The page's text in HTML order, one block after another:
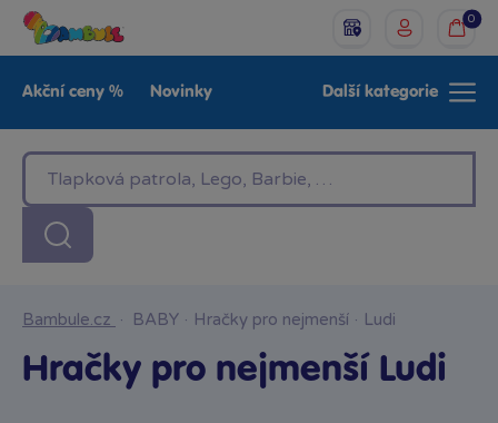
0
Akční ceny % Novinky
LEGO®
Baby Značky
Další kategorie
Bambule.cz · BABY · Hračky pro nejmenší · Ludi
Hračky pro nejmenší Ludi